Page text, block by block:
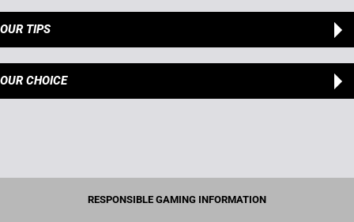
OUR TIPS
OUR CHOICE
RESPONSIBLE GAMING INFORMATION